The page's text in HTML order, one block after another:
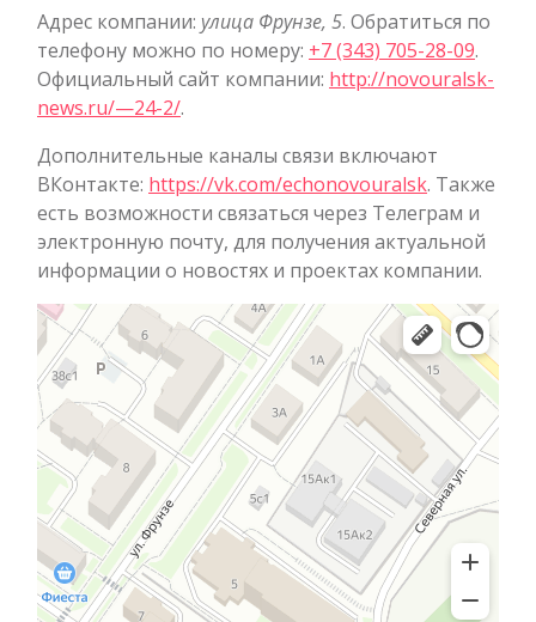
Адрес компании: улица Фрунзе, 5. Обратиться по
телефону можно по номеру: +7 (343) 705-28-09.
Официальный сайт компании: http://novouralsk-
news.ru/—24-2/.
Дополнительные каналы связи включают
ВКонтакте: https://vk.com/echonovouralsk. Также
есть возможности связаться через Телеграм и
электронную почту, для получения актуальной
информации о новостях и проектах компании.